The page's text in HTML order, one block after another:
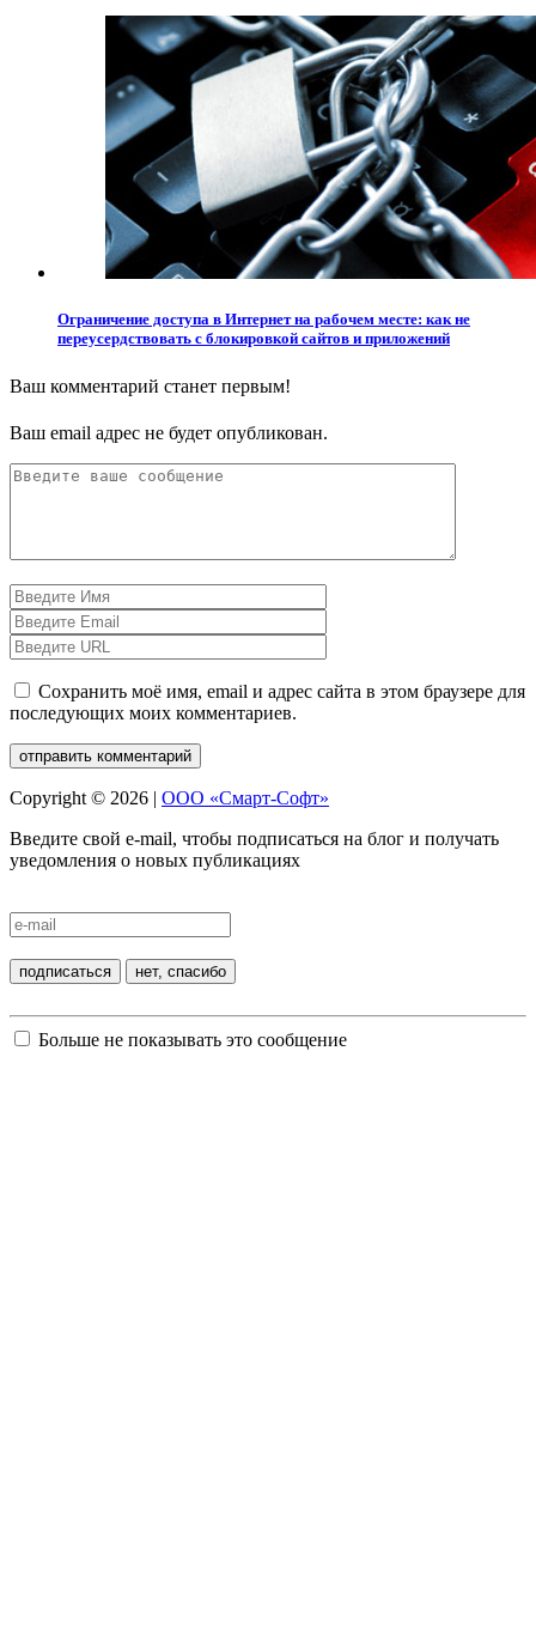
Ограничение доступа в Интернет на рабочем месте: как не
переусердствовать с блокировкой сайтов и приложений
Ваш комментарий станет первым!
Ваш email адрес не будет опубликован.
Сохранить моё имя, email и адрес сайта в этом браузере для
последующих моих комментариев.
Copyright © 2026 | ООО «Смарт-Софт»
Введите свой e-mail, чтобы подписаться на блог и получать
уведомления о новых публикациях
Больше не показывать это сообщение